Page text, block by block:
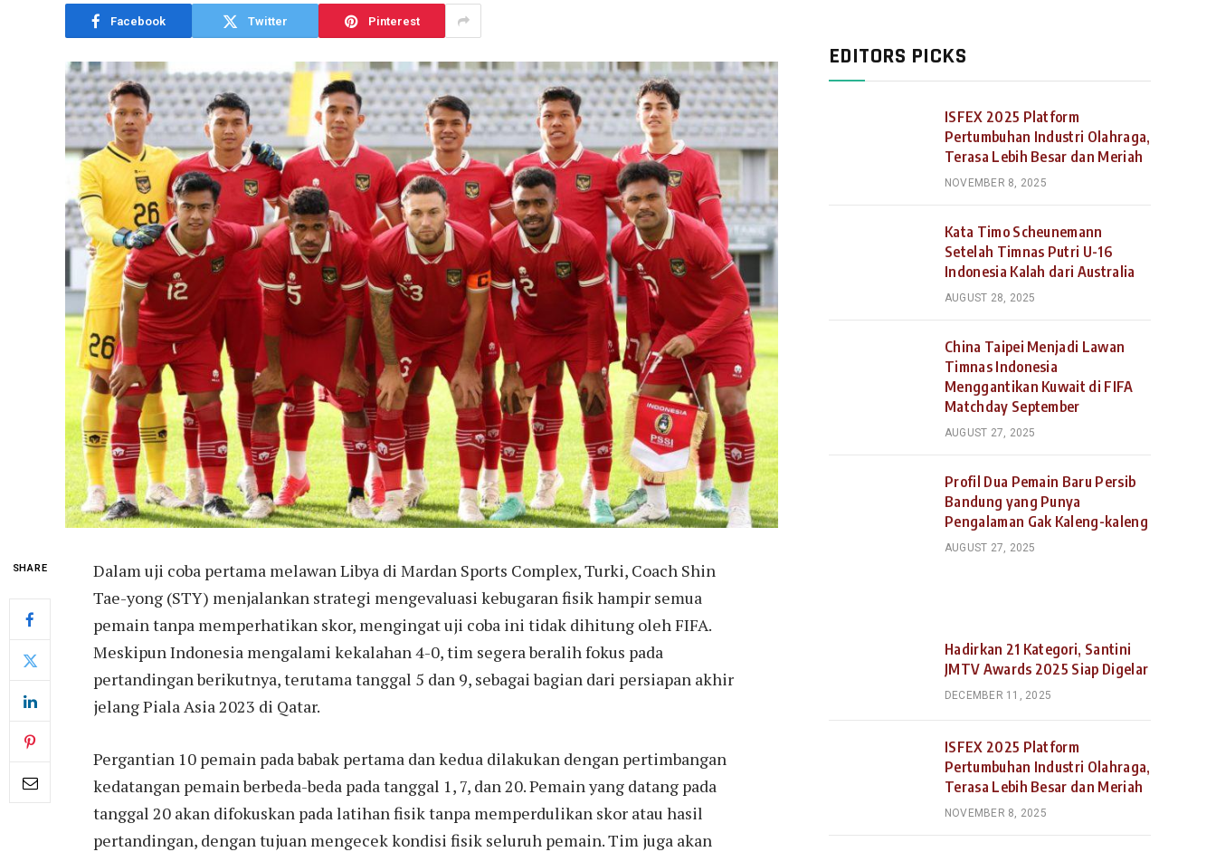
Facebook Twitter Pinterest
SHARE
Dalam uji coba pertama melawan Libya di Mardan Sports Complex, Turki, Coach Shin
Tae-yong (STY) menjalankan strategi mengevaluasi kebugaran fisik hampir semua
pemain tanpa memperhatikan skor, mengingat uji coba ini tidak dihitung oleh FIFA.
Meskipun Indonesia mengalami kekalahan 4-0, tim segera beralih fokus pada
pertandingan berikutnya, terutama tanggal 5 dan 9, sebagai bagian dari persiapan akhir
jelang Piala Asia 2023 di Qatar.
Pergantian 10 pemain pada babak pertama dan kedua dilakukan dengan pertimbangan
kedatangan pemain berbeda-beda pada tanggal 1, 7, dan 20. Pemain yang datang pada
tanggal 20 akan difokuskan pada latihan fisik tanpa memperdulikan skor atau hasil
pertandingan, dengan tujuan mengecek kondisi fisik seluruh pemain. Tim juga akan
EDITORS PICKS
ISFEX 2025 Platform
Pertumbuhan Industri Olahraga,
Terasa Lebih Besar dan Meriah
NOVEMBER 8, 2025
Kata Timo Scheunemann
Setelah Timnas Putri U-16
Indonesia Kalah dari Australia
AUGUST 28, 2025
China Taipei Menjadi Lawan
Timnas Indonesia
Menggantikan Kuwait di FIFA
Matchday September
AUGUST 27, 2025
Profil Dua Pemain Baru Persib
Bandung yang Punya
Pengalaman Gak Kaleng-kaleng
AUGUST 27, 2025
Hadirkan 21 Kategori, Santini
JMTV Awards 2025 Siap Digelar
DECEMBER 11, 2025
ISFEX 2025 Platform
Pertumbuhan Industri Olahraga,
Terasa Lebih Besar dan Meriah
NOVEMBER 8, 2025